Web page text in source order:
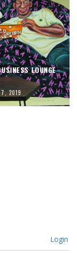
LOUNGE
2019
Login